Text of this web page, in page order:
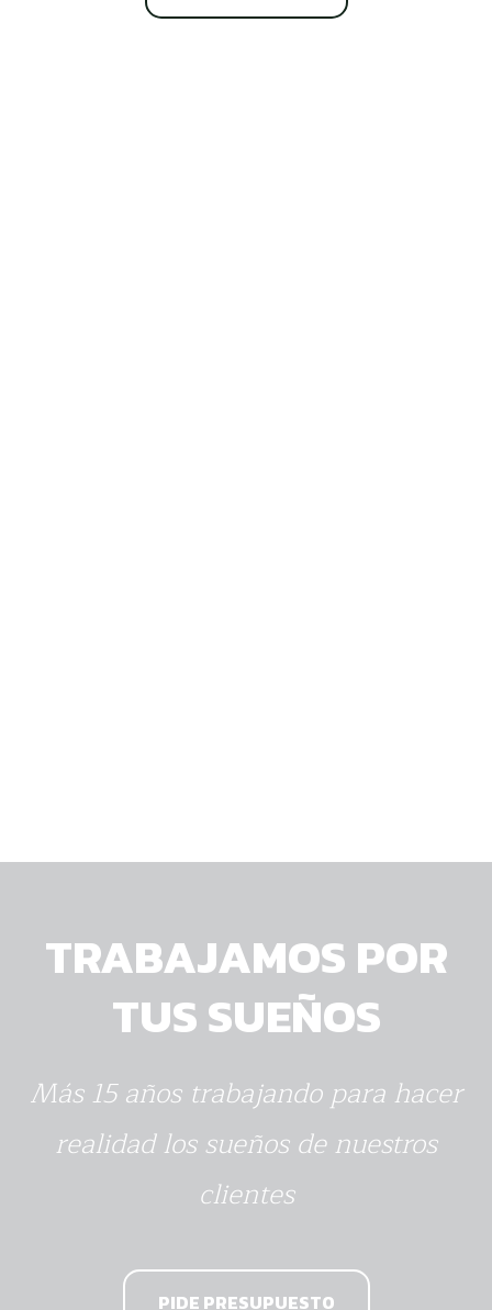
TRABAJAMOS POR
TUS SUEÑOS
Más 15 años trabajando para hacer
realidad los sueños de nuestros
clientes
PIDE PRESUPUESTO